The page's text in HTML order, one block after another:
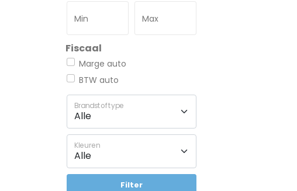
Min Max
Fiscaal
Marge auto
BTW auto
Brandstoftype
Kleuren
Filter